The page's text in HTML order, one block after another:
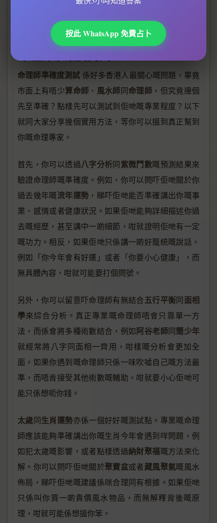
關於面相學的專業插圖
命理師準確度測試 係好多香港人最關心嘅問題，畢竟
市面上有唔少算命師 、 風水師同命理師 ，但究竟邊個
先至準確？點樣先可以測試到佢哋嘅專業程度？以下
就同大家分享幾個實用方法，等你可以搵到真正幫到
你嘅命理專家。
首先，你可以透過八字分析同紫微鬥數嘅預測結果來
驗證命理師嘅準確度。例如，你可以問吓佢哋關於你
過去幾年嘅流年運勢 ，睇吓佢哋能否準確講出你嘅事
業、感情或者健康狀況。如果佢哋能夠詳細描述你過
去嘅經歷，甚至講中一啲細節，咁就證明佢哋有一定
嘅功力。相反，如果佢哋只係講一啲好籠統嘅說話，
例如「你今年會有好運」或者「你要小心健康」，而
無具體內容，咁就可能要打個問號。
另外，你可以留意吓命理師有無結合五行平衡同面相
學來綜合分析。真正專業嘅命理師唔會只靠單一方
法，而係會將多種術數結合，例如阿谷老師同簡少年
就經常將八字同面相一齊用，咁樣嘅分析會更加全
面。如果你遇到嘅命理師只係一味吹噓自己嘅方法最
準，而唔肯接受其他術數嘅輔助，咁就要小心佢哋可
能只係想呃你錢。
太歲同生肖運勢亦係一個好好嘅測試點。專業嘅命理
師應該能夠準確講出你嘅生肖今年會遇到咩問題，例
如犯太歲嘅影響，或者點樣透過納財聚福嘅方法來化
解。你可以問吓佢哋關於聚寶盆或者藏風聚氣嘅風水
佈局，睇吓佢哋嘅建議係咪合理同有根據。如果佢哋
只係叫你買一啲貴價風水物品，而無解釋背後嘅原
理，咁就可能係想搵你笨。
按此 WhatsApp 免費占卜